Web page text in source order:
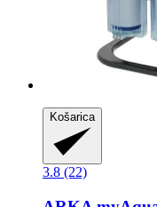
Košarica
3.8 (22)